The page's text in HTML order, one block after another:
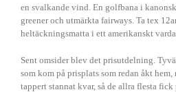
en svalkande vind. En golfbana i
greener och utmärkta fairways. Ta tex
heltäckningsmatta i ett amerikanskt
Sent omsider blev det prisutdelning.
som kom på prisplats som redan åkt
tappert stannat kvar, så de allra flesta